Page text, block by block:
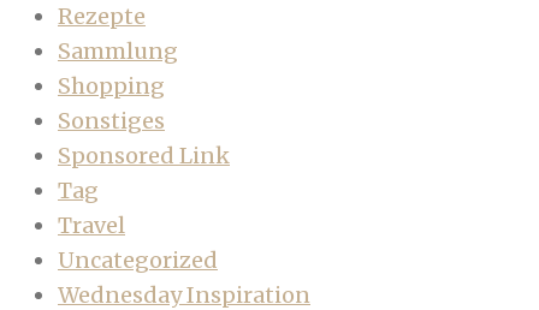
Rezepte
Sammlung
Shopping
Sonstiges
Sponsored Link
Tag
Travel
Uncategorized
Wednesday Inspiration